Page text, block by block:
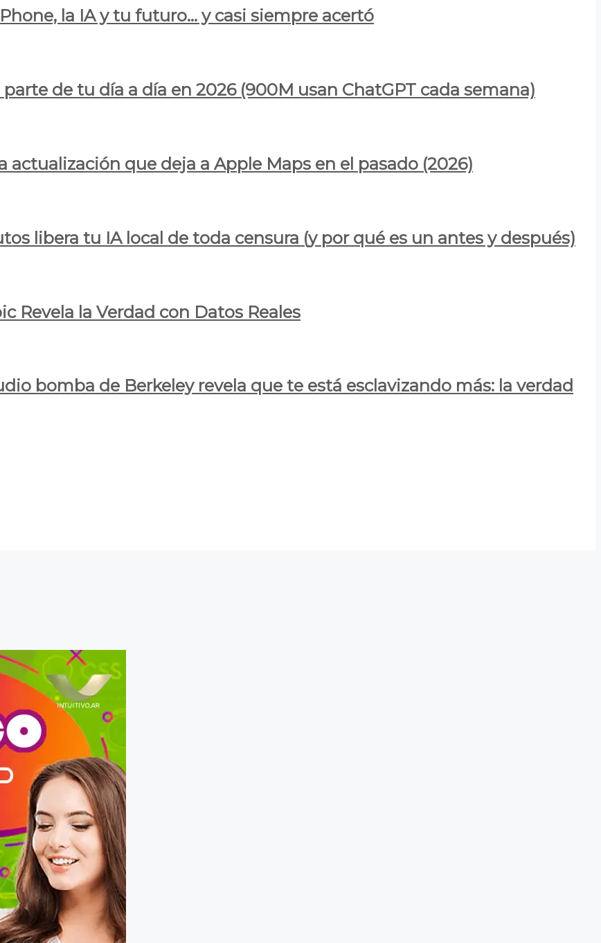
la IA y tu futuro… y casi siempre acertó
de tu día a día en 2026 (900M usan ChatGPT cada semana)
que deja a Apple Maps en el pasado (2026)
libera tu IA local de toda censura (y por qué es un antes y después)
Revela la Verdad con Datos Reales
bomba de Berkeley revela que te está esclavizando más: la verdad